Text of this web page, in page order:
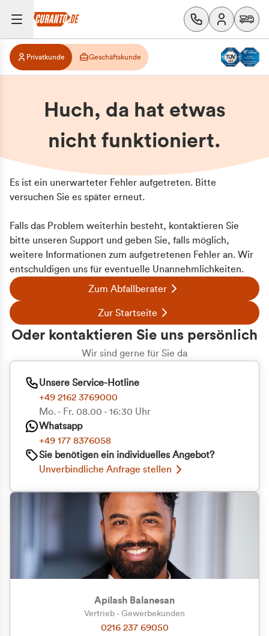
Privatkunde Geschäftskunde
Huch, da hat etwas
nicht funktioniert.
Es ist ein unerwarteter Fehler aufgetreten. Bitte
versuchen Sie es später erneut.
Falls das Problem weiterhin besteht, kontaktieren Sie
bitte unseren Support und geben Sie, falls möglich,
weitere Informationen zum aufgetretenen Fehler an. Wir
entschuldigen uns für eventuelle Unannehmlichkeiten.
Zum Abfallberater
Zur Startseite
Oder kontaktieren Sie uns persönlich
Wir sind gerne für Sie da
Unsere Service-Hotline
+49 2162 3769000
Mo. - Fr. 08.00 - 16:30 Uhr
Whatsapp
+49 177 8376058
Sie benötigen ein individuelles Angebot?
Unverbindliche Anfrage stellen
Apilash Balanesan
Vertrieb - Gewerbekunden
0216 237 69050